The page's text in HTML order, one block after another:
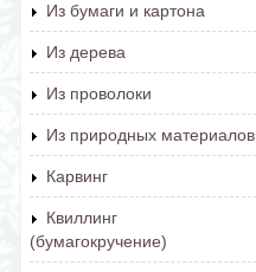
Из бумаги и картона
Из дерева
Из проволоки
Из природных материалов
Карвинг
Квиллинг
(бумагокручение)